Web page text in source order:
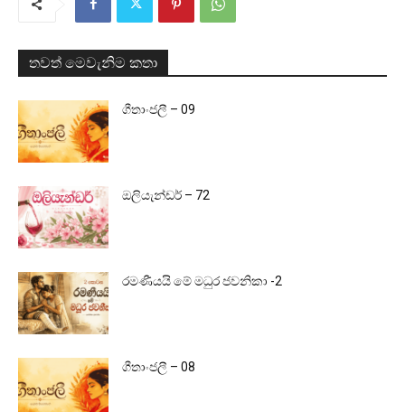
තවත් මෙවැනිම කතා
ගීතාංජලී – 09
ඔලියැන්ඩර් – 72
රමණීයයි මේ මධුර ජවනිකා -2
ගීතාංජලී – 08